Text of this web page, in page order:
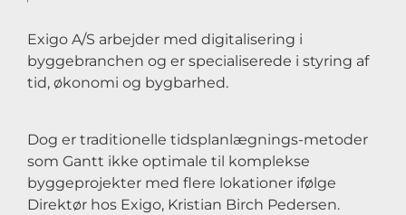
Exigo A/S arbejder med digitalisering i
byggebranchen og er specialiserede i styring af
tid, økonomi og bygbarhed.
Dog er traditionelle tidsplanlægnings-metoder
som Gantt ikke optimale til komplekse
byggeprojekter med flere lokationer ifølge
Direktør hos Exigo, Kristian Birch Pedersen.